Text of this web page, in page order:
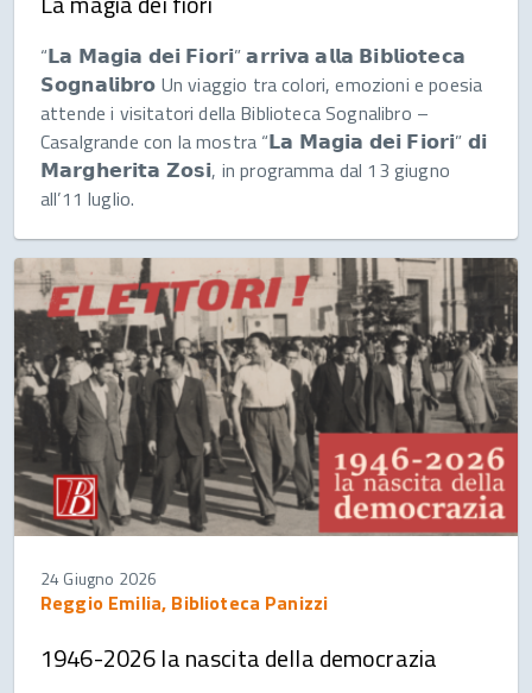
“𝗟𝗮 𝗠𝗮𝗴𝗶𝗮 𝗱𝗲𝗶 𝗙𝗶𝗼𝗿𝗶” 𝗮𝗿𝗿𝗶𝘃𝗮 𝗮𝗹𝗹𝗮 𝗕𝗶𝗯𝗹𝗶𝗼𝘁𝗲𝗰𝗮
𝗦𝗼𝗴𝗻𝗮𝗹𝗶𝗯𝗿𝗼 Un viaggio tra colori, emozioni e poesia
attende i visitatori della Biblioteca Sognalibro –
Casalgrande con la mostra “𝗟𝗮 𝗠𝗮𝗴𝗶𝗮 𝗱𝗲𝗶 𝗙𝗶𝗼𝗿𝗶” 𝗱𝗶
𝗠𝗮𝗿𝗴𝗵𝗲𝗿𝗶𝘁𝗮 𝗭𝗼𝘀𝗶, in programma dal 13 giugno
all’11 luglio.
24 Giugno 2026
Reggio Emilia, Biblioteca Panizzi
1946-2026 la nascita della democrazia